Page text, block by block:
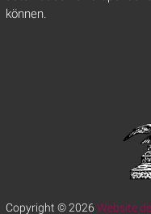
können.
Copyright © 2026Website